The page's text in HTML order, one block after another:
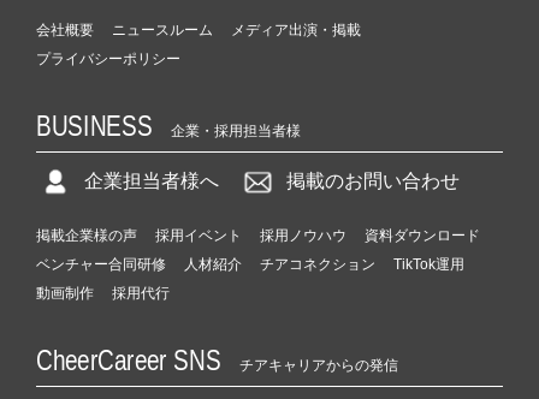
会社概要 ニュースルーム
メディア出演・掲載
プライバシーポリシー
BUSINESS 企業・採用担当者様
企業担当者様へ 掲載のお問い合わせ
掲載企業様の声 採用イベント 採用ノウハウ
資料ダウンロード
ベンチャー合同研修
人材紹介 チアコネクション
TikTok運用
動画制作
採用代行
CheerCareer SNS チアキャリアからの発信